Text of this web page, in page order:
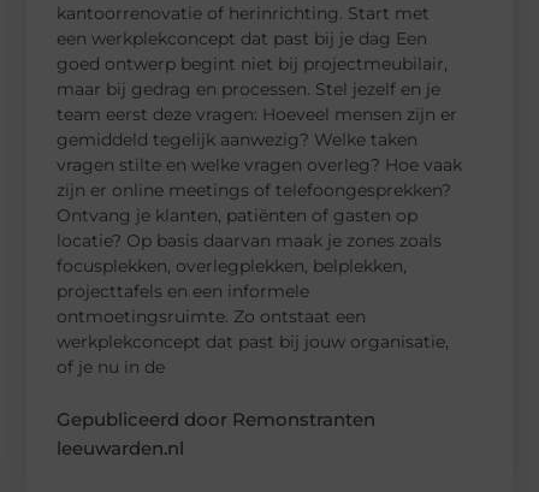
kantoorrenovatie of herinrichting. Start met
een werkplekconcept dat past bij je dag Een
goed ontwerp begint niet bij projectmeubilair,
maar bij gedrag en processen. Stel jezelf en je
team eerst deze vragen: Hoeveel mensen zijn er
gemiddeld tegelijk aanwezig? Welke taken
vragen stilte en welke vragen overleg? Hoe vaak
zijn er online meetings of telefoongesprekken?
Ontvang je klanten, patiënten of gasten op
locatie? Op basis daarvan maak je zones zoals
focusplekken, overlegplekken, belplekken,
projecttafels en een informele
ontmoetingsruimte. Zo ontstaat een
werkplekconcept dat past bij jouw organisatie,
of je nu in de
Gepubliceerd door Remonstranten
leeuwarden.nl